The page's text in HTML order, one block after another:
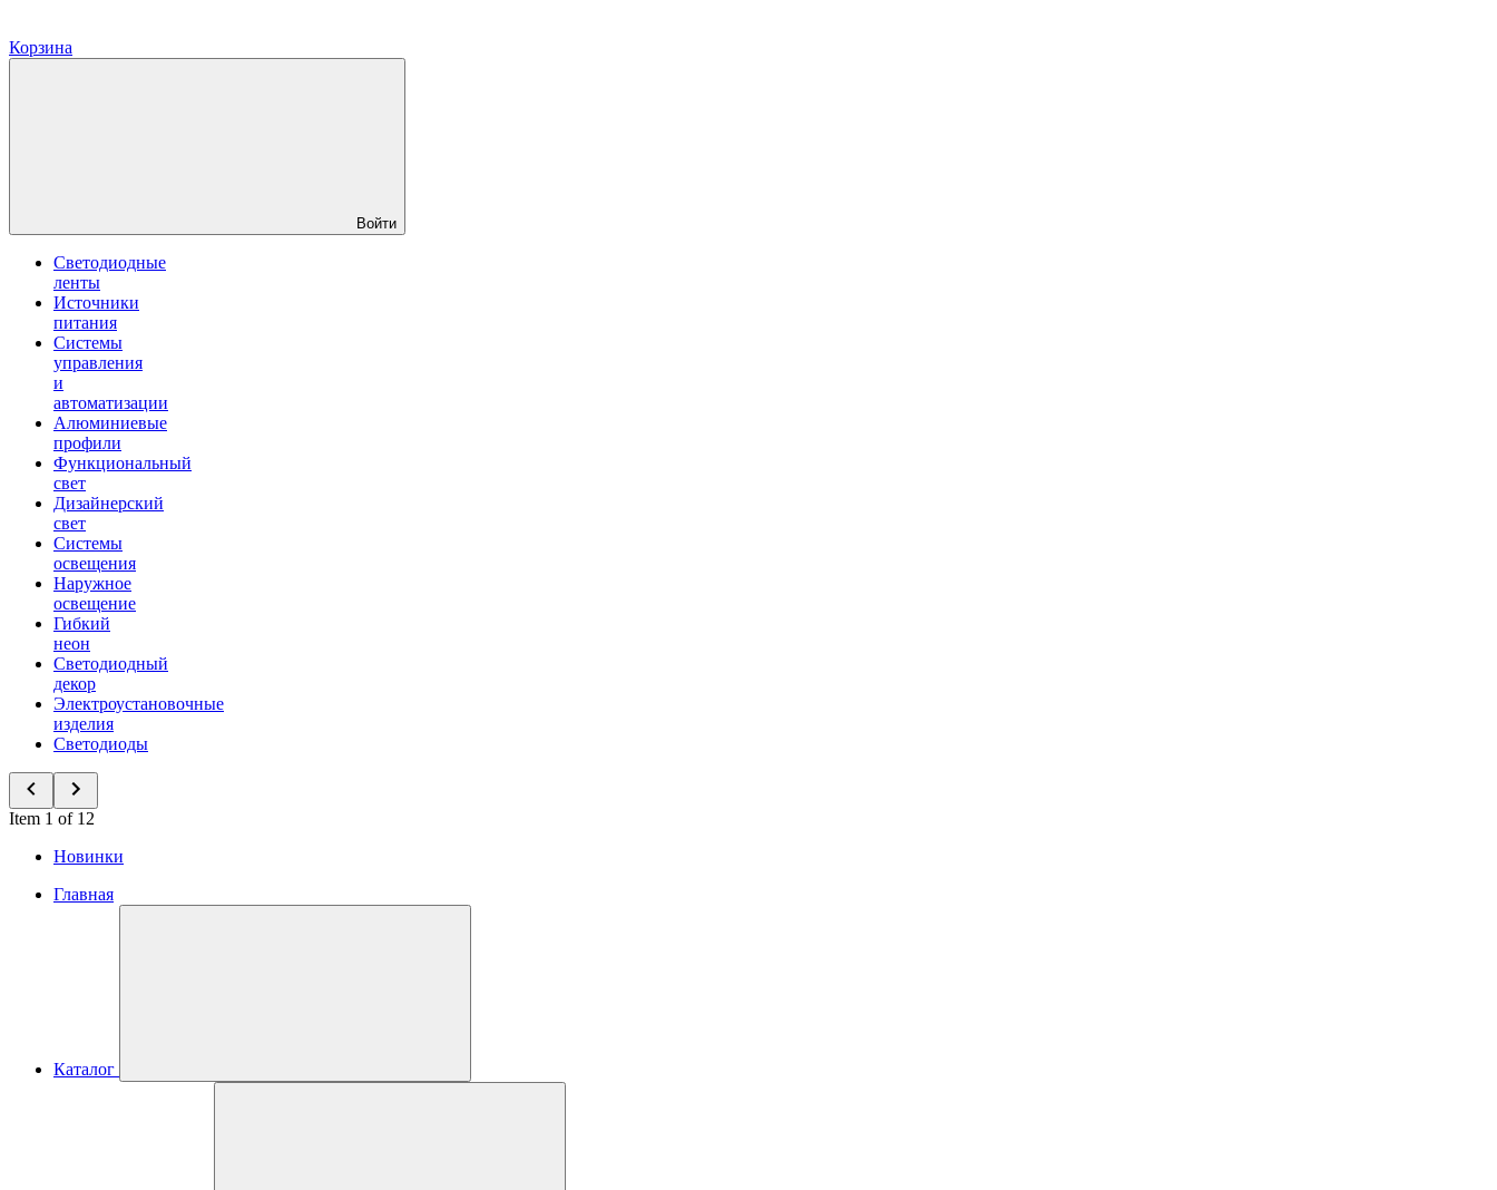
Корзина
Войти
Светодиодные
ленты
Источники
питания
Системы
управления
и
автоматизации
Алюминиевые
профили
Функциональный
свет
Дизайнерский
свет
Системы
освещения
Наружное
освещение
Гибкий
неон
Светодиодный
декор
Электроустановочные
изделия
Светодиоды
Item 1 of 12
Новинки
Главная
Каталог